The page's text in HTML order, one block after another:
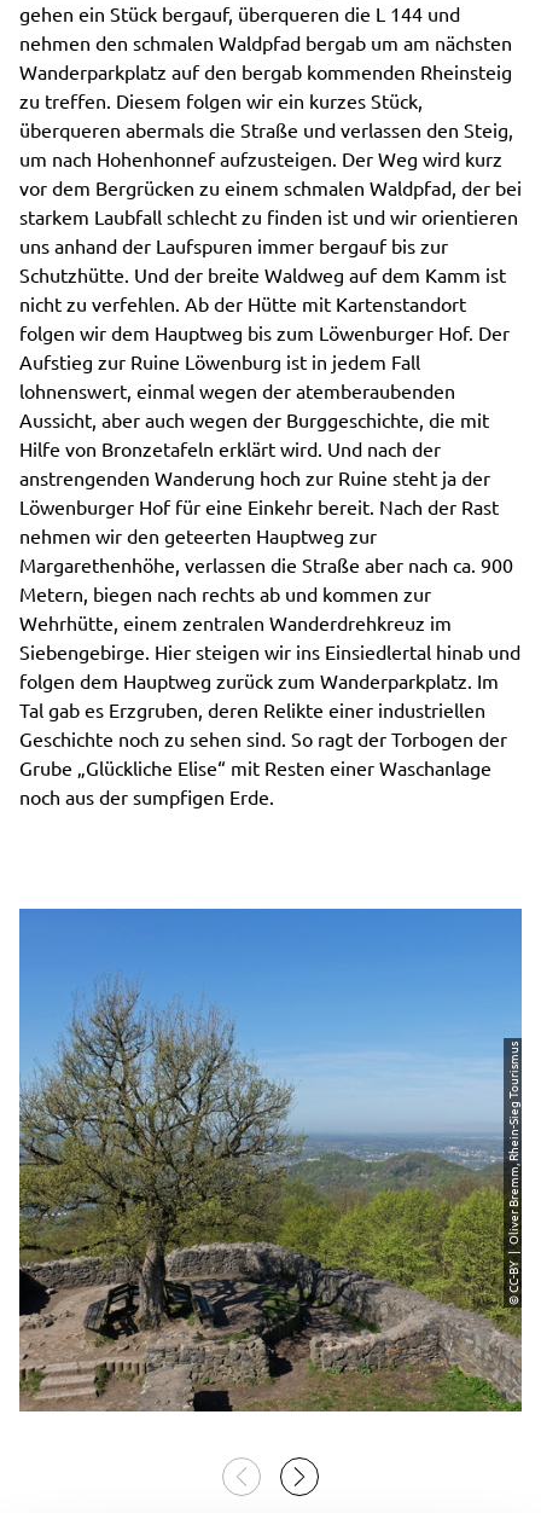
gehen ein Stück bergauf, überqueren die L 144 und
nehmen den schmalen Waldpfad bergab um am nächsten
Wanderparkplatz auf den bergab kommenden Rheinsteig
zu treffen. Diesem folgen wir ein kurzes Stück,
überqueren abermals die Straße und verlassen den Steig,
um nach Hohenhonnef aufzusteigen. Der Weg wird kurz
vor dem Bergrücken zu einem schmalen Waldpfad, der bei
starkem Laubfall schlecht zu finden ist und wir orientieren
uns anhand der Laufspuren immer bergauf bis zur
Schutzhütte. Und der breite Waldweg auf dem Kamm ist
nicht zu verfehlen. Ab der Hütte mit Kartenstandort
folgen wir dem Hauptweg bis zum Löwenburger Hof. Der
Aufstieg zur Ruine Löwenburg ist in jedem Fall
lohnenswert, einmal wegen der atemberaubenden
Aussicht, aber auch wegen der Burggeschichte, die mit
Hilfe von Bronzetafeln erklärt wird. Und nach der
anstrengenden Wanderung hoch zur Ruine steht ja der
Löwenburger Hof für eine Einkehr bereit. Nach der Rast
nehmen wir den geteerten Hauptweg zur
Margarethenhöhe, verlassen die Straße aber nach ca. 900
Metern, biegen nach rechts ab und kommen zur
Wehrhütte, einem zentralen Wanderdrehkreuz im
Siebengebirge. Hier steigen wir ins Einsiedlertal hinab und
folgen dem Hauptweg zurück zum Wanderparkplatz. Im
Tal gab es Erzgruben, deren Relikte einer industriellen
Geschichte noch zu sehen sind. So ragt der Torbogen der
Grube „Glückliche Elise“ mit Resten einer Waschanlage
noch aus der sumpfigen Erde.
© CC-BY | Oliver Bremm, Rhein-Sieg Tourismus